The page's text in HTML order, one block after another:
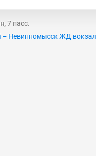
7 пасс.
– Невинномысск ЖД вокзал